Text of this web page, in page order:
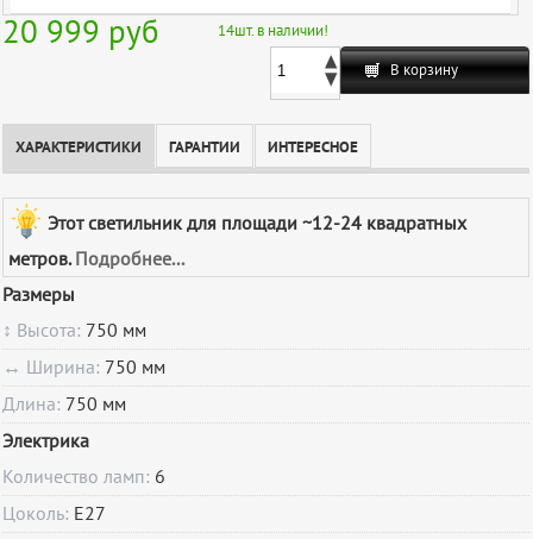
20 999 руб 14шт. в наличии!
В корзину
ХАРАКТЕРИСТИКИ ГАРАНТИИ ИНТЕРЕСНОЕ
Этот светильник для площади ~12-24 квадратных
метров. Подробнее...
Размеры
↕ Высота: 750 мм
↔ Ширина: 750 мм
Длина: 750 мм
Электрика
Количество ламп: 6
Цоколь: E27